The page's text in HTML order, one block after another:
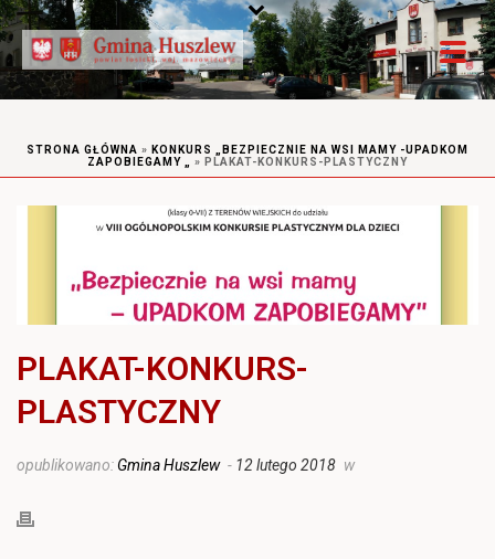
STRONA GŁÓWNA » KONKURS „BEZPIECZNIE NA WSI MAMY -UPADKOM
ZAPOBIEGAMY „
» PLAKAT-KONKURS-PLASTYCZNY
PLAKAT-KONKURS-
PLASTYCZNY
opublikowano: Gmina Huszlew - 12 lutego 2018 w